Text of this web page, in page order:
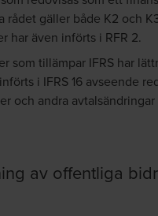
rådet gäller både K2 och
har även införts i RFR 2.
som tillämpar IFRS har
i IFRS 16 avseende
och andra
av offentliga